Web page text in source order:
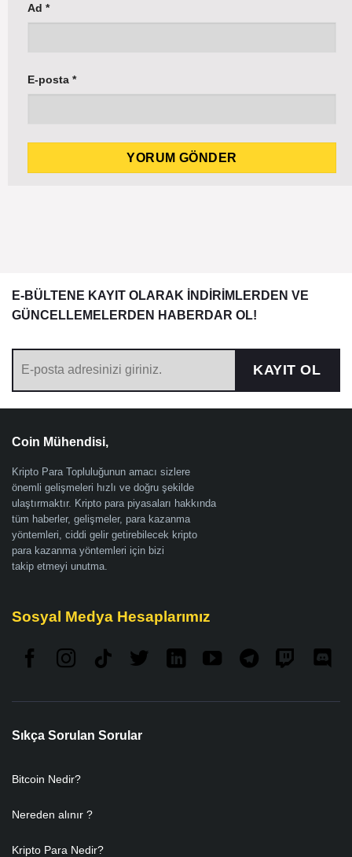
Ad *
E-posta *
E-BÜLTENE KAYIT OLARAK İNDİRİMLERDEN VE
GÜNCELLEMELERDEN HABERDAR OL!
KAYIT OL
Coin Mühendisi,
Kripto Para Topluluğunun amacı sizlere
önemli gelişmeleri hızlı ve doğru şekilde
ulaştırmaktır. Kripto para piyasaları hakkında
tüm haberler, gelişmeler, para kazanma
yöntemleri, ciddi gelir getirebilecek kripto
para kazanma yöntemleri için bizi
takip etmeyi unutma.
Sosyal Medya Hesaplarımız
Sıkça Sorulan Sorular
Bitcoin Nedir?
Nereden alınır ?
Kripto Para Nedir?